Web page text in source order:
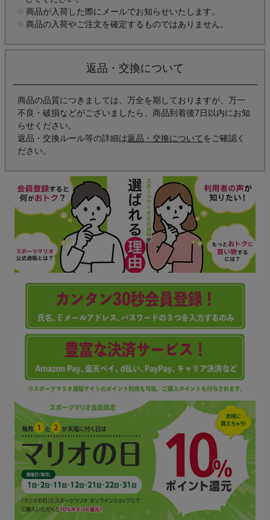
商品が入荷した際にメールでお知らせいたします。
商品の入荷やご注文を確定するものではありません。
返品・交換について
商品の品質につきましては、万全を期しておりますが、万一
不良・破損などがございましたら、商品到着後7日以内にお知
らせください。
返品・交換ルール等の詳細は返品・交換について をご確認く
ださい。